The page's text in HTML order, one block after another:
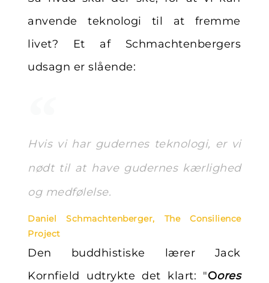
anvende teknologi til at fremme
livet? Et af Schmachtenbergers
udsagn er slående:
Hvis vi har gudernes teknologi, er vi
nødt til at have gudernes kærlighed
og medfølelse.
Daniel Schmachtenberger, The Consilience
Project
Den buddhistiske lærer Jack
Kornfield udtrykte det klart: "Oores